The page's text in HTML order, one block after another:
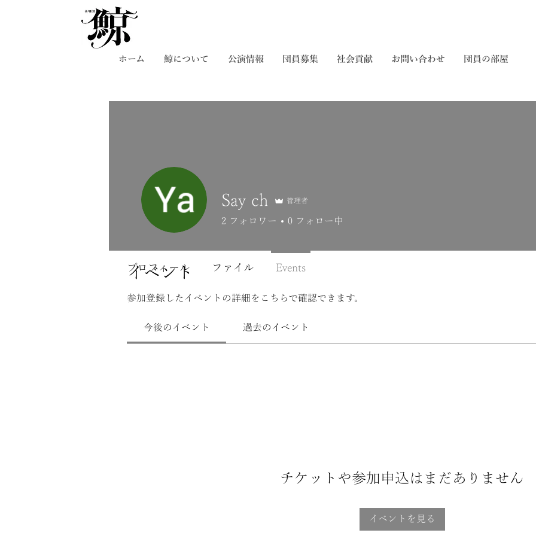
ホーム 鯨について 公演情報 団員募集 社会貢献 お問い合わせ 団員の部屋
イベント
参加登録したイベントの詳細をこちらで確認できます。
今後のイベント 過去のイベント
チケットや参加申込はまだありません
イベントを見る
Say ch 管理者
2 フォロワー 0 フォロー中
プロフィール ファイル Events